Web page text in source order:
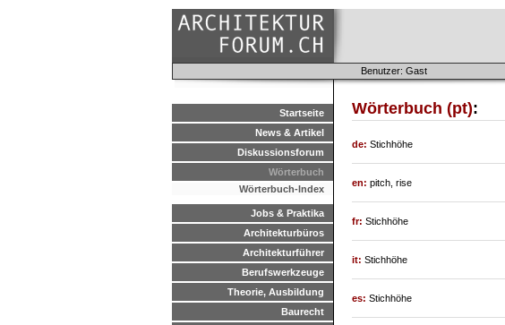
Benutzer: Gast
Startseite
News & Artikel
Diskussionsforum
Wörterbuch
Wörterbuch-Index
Jobs & Praktika
Architekturbüros
Architekturführer
Berufswerkzeuge
Theorie, Ausbildung
Baurecht
Wörterbuch (pt):
de: Stichhöhe
en: pitch, rise
fr: Stichhöhe
it: Stichhöhe
es: Stichhöhe